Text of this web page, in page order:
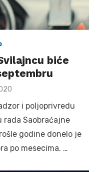
biće
i poljoprivredu
rada Saobraćajne
godine donelo je
po mesecima. …